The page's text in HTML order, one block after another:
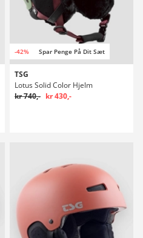
-42% Spar Penge På Dit Sæt
TSG
Lotus Solid Color Hjelm
kr 740,- kr 430,-